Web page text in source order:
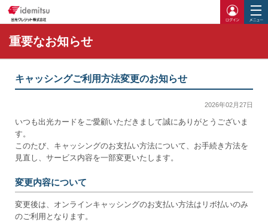
ログイ
重要なお知らせ
キャッシングご利用方法変更のお知らせ
2026年02月27日
いつも出光カードをご愛顧いただきまして誠にありがとうございま
す。
このたび、キャッシングのお支払い方法について、お手続き方法を
見直し、サービス内容を一部変更いたします。
変更内容について
変更後は、オンラインキャッシングのお支払い方法はリボ払いのみ
のご利用となります。